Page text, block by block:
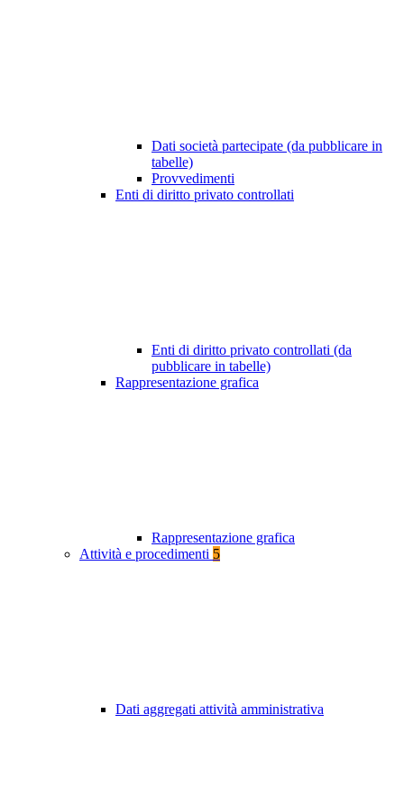
Dati società partecipate (da pubblicare in
tabelle)
Provvedimenti
Enti di diritto privato controllati
Enti di diritto privato controllati (da
pubblicare in tabelle)
Rappresentazione grafica
Rappresentazione grafica
Attività e procedimenti 5
Dati aggregati attività amministrativa